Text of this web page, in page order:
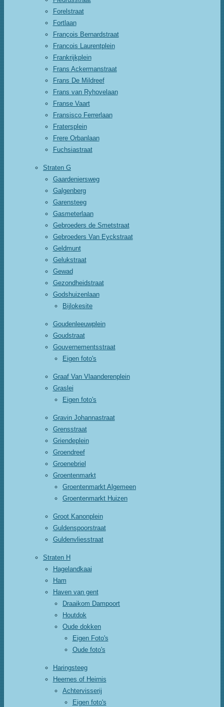
Forelstraat
Fortlaan
François Bernardstraat
Francois Laurentplein
Frankrijkplein
Frans Ackermanstraat
Frans De Mildreef
Frans van Ryhovelaan
Franse Vaart
Fransisco Ferrerlaan
Fratersplein
Frere Orbanlaan
Fuchsiastraat
Straten G
Gaardeniersweg
Galgenberg
Garensteeg
Gasmeterlaan
Gebroeders de Smetstraat
Gebroeders Van Eyckstraat
Geldmunt
Gelukstraat
Gewad
Gezondheidstraat
Godshuizenlaan
Bijlokesite
Goudenleeuwplein
Goudstraat
Gouvernementsstraat
Eigen foto's
Graaf Van Vlaanderenplein
Graslei
Eigen foto's
Gravin Johannastraat
Grensstraat
Griendeplein
Groendreef
Groenebriel
Groentenmarkt
Groentenmarkt Algemeen
Groentenmarkt Huizen
Groot Kanonplein
Guldenspoorstraat
Guldenvliesstraat
Straten H
Hagelandkaai
Ham
Haven van gent
Draaikom Dampoort
Houtdok
Oude dokken
Eigen Foto's
Oude foto's
Haringsteeg
Heernes of Heirnis
Achtervisserij
Eigen foto's